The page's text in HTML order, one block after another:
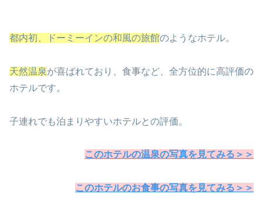
都内初、ドーミーインの和風の旅館のようなホテル。
天然温泉が喜ばれており、食事など、全方位的に高評価の
ホテルです。
子連れでも泊まりやすいホテルとの評価。
このホテルの温泉の写真を見てみる＞＞
このホテルのお食事の写真を見てみる＞＞